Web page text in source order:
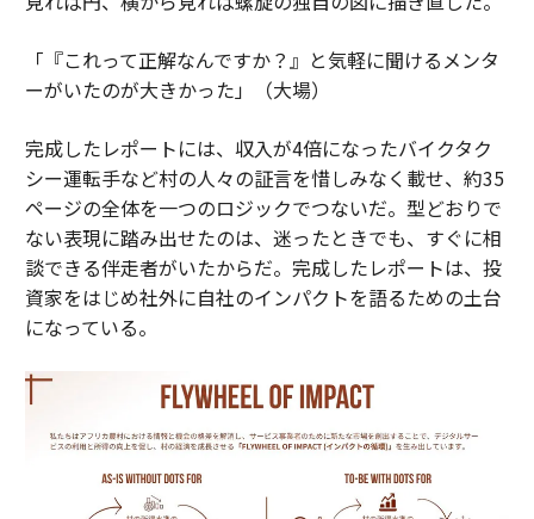
「『これって正解なんですか？』と気軽に聞けるメンタ
ーがいたのが大きかった」（大場）
完成したレポートには、収入が4倍になったバイクタク
シー運転手など村の人々の証言を惜しみなく載せ、約35
ページの全体を一つのロジックでつないだ。型どおりで
ない表現に踏み出せたのは、迷ったときでも、すぐに相
談できる伴走者がいたからだ。完成したレポートは、投
資家をはじめ社外に自社のインパクトを語るための土台
になっている。